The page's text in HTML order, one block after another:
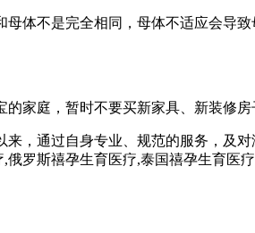
体不是完全相同，母体不适应会导
家庭，暂时不要买新家具、新装修
，通过自身专业、规范的服务，及
俄罗斯禧孕生育医疗,泰国禧孕生育医